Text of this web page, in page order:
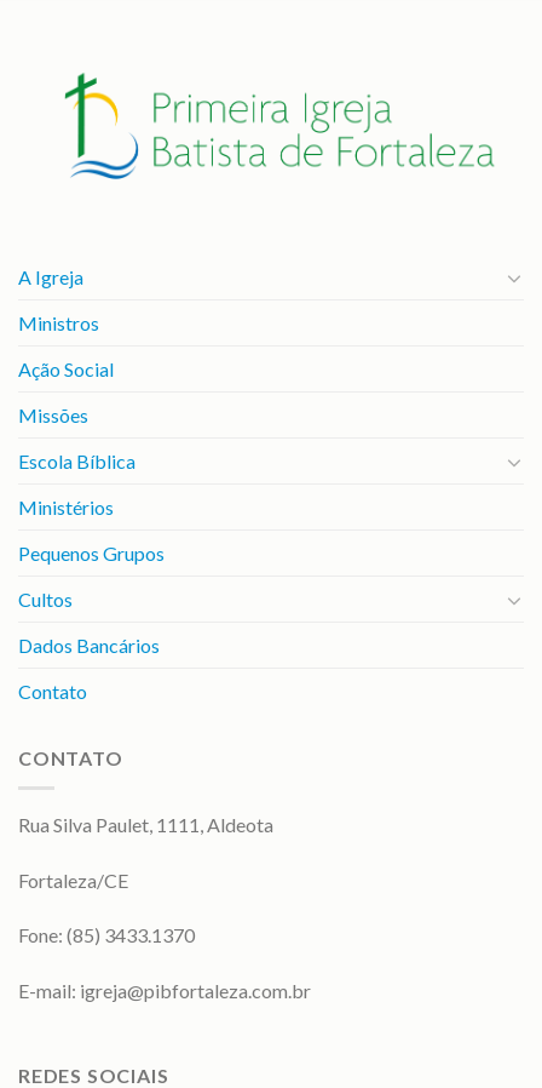
A Igreja
Ministros
Ação Social
Missões
Escola Bíblica
Ministérios
Pequenos Grupos
Cultos
Dados Bancários
Contato
CONTATO
Rua Silva Paulet, 1111, Aldeota
Fortaleza/CE
Fone: (85) 3433.1370
E-mail: igreja@pibfortaleza.com.br
REDES SOCIAIS